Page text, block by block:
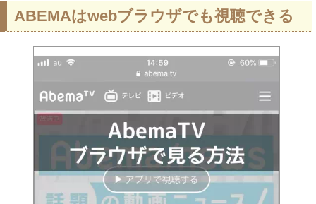
ABEMAはwebブラウザでも視聴できる